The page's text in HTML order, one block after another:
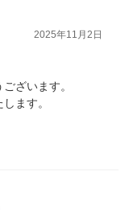
2025年11月2日
ざいます。
ます。
りますm(__)m